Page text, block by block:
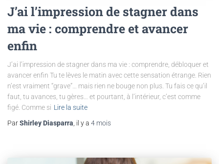
J’ai l’impression de stagner dans
ma vie : comprendre et avancer
enfin
J’ai l’impression de stagner dans ma vie : comprendre, débloquer et
avancer enfin Tu te lèves le matin avec cette sensation étrange. Rien
n’est vraiment “grave”… mais rien ne bouge non plus. Tu fais ce qu’il
faut, tu avances, tu gères… et pourtant, à l’intérieur, c’est comme
figé. Comme si Lire la suite
ParShirley Diasparra, il y a 4 mois